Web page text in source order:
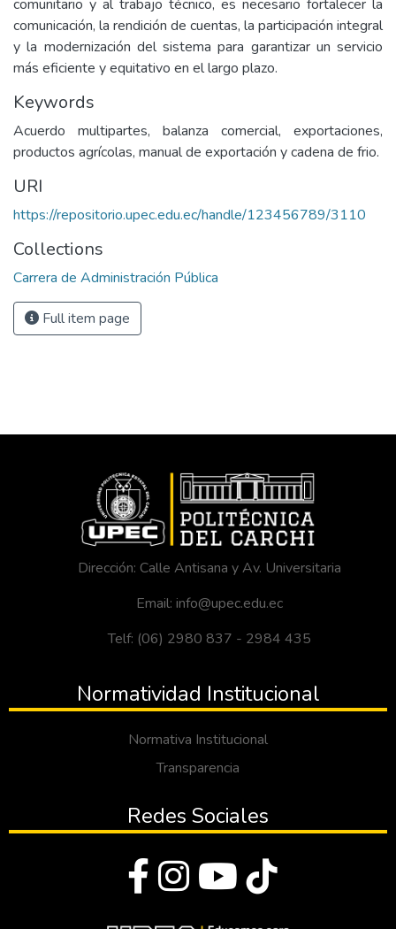
comunitario y al trabajo técnico, es necesario fortalecer la
comunicación, la rendición de cuentas, la participación integral
y la modernización del sistema para garantizar un servicio
más eficiente y equitativo en el largo plazo.
Keywords
Acuerdo multipartes, balanza comercial, exportaciones,
productos agrícolas, manual de exportación y cadena de frio.
URI
https://repositorio.upec.edu.ec/handle/123456789/3110
Collections
Carrera de Administración Pública
Full item page
Dirección: Calle Antisana y Av. Universitaria
Email: info@upec.edu.ec
Telf: (06) 2980 837 - 2984 435
Normatividad Institucional
Normativa Institucional
Transparencia
Redes Sociales